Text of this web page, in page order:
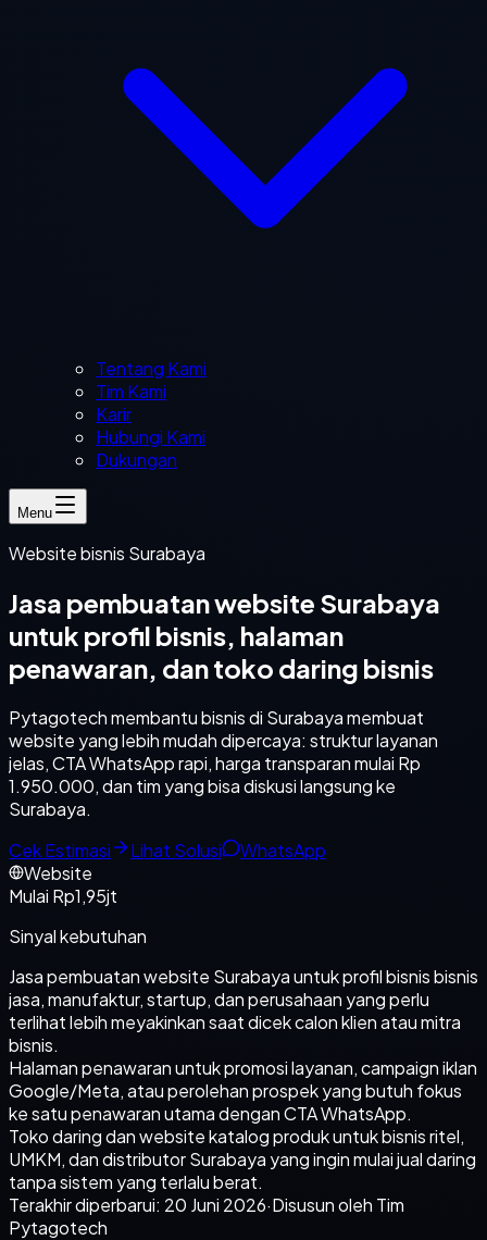
Tentang Kami
Tim Kami
Karir
Hubungi Kami
Dukungan
Menu
Website bisnis Surabaya
Jasa pembuatan website Surabaya
untuk profil bisnis, halaman
penawaran, dan toko daring bisnis
Pytagotech membantu bisnis di Surabaya membuat
website yang lebih mudah dipercaya: struktur layanan
jelas, CTA WhatsApp rapi, harga transparan mulai Rp
1.950.000, dan tim yang bisa diskusi langsung ke
Surabaya.
Cek Estimasi
Lihat Solusi
WhatsApp
Website
Mulai Rp1,95jt
Sinyal kebutuhan
Jasa pembuatan website Surabaya untuk profil bisnis bisnis
jasa, manufaktur, startup, dan perusahaan yang perlu
terlihat lebih meyakinkan saat dicek calon klien atau mitra
bisnis.
Halaman penawaran untuk promosi layanan, campaign iklan
Google/Meta, atau perolehan prospek yang butuh fokus
ke satu penawaran utama dengan CTA WhatsApp.
Toko daring dan website katalog produk untuk bisnis ritel,
UMKM, dan distributor Surabaya yang ingin mulai jual daring
tanpa sistem yang terlalu berat.
Terakhir diperbarui: 20 Juni 2026·Disusun oleh Tim
Pytagotech